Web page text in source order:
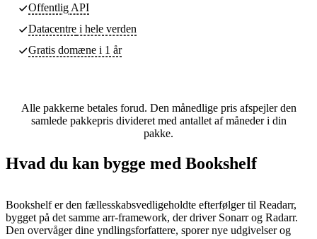
Offentlig API
Datacentre i hele verden
Gratis domæne i 1 år
Alle pakkerne betales forud. Den månedlige pris afspejler den
samlede pakkepris divideret med antallet af måneder i din
pakke.
Hvad du kan bygge med Bookshelf
Bookshelf er den fællesskabsvedligeholdte efterfølger til Readarr,
bygget på det samme arr-framework, der driver Sonarr og Radarr.
Den overvåger dine yndlingsforfattere, sporer nye udgivelser og